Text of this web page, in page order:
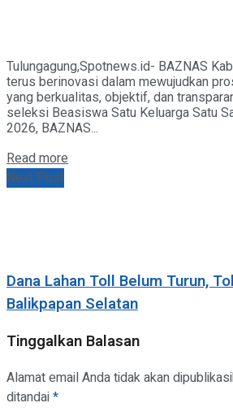
Tulungagung,Spotnews.id- BAZNAS
terus berinovasi dalam mewujudkan
yang berkualitas, objektif, dan
seleksi Beasiswa Satu Keluarga Satu
2026, BAZNAS...
Read more
Next Post
Dana Lahan Toll Belum Turun,
Balikpapan Selatan
Tinggalkan Balasan
Alamat email Anda tidak akan
ditandai*